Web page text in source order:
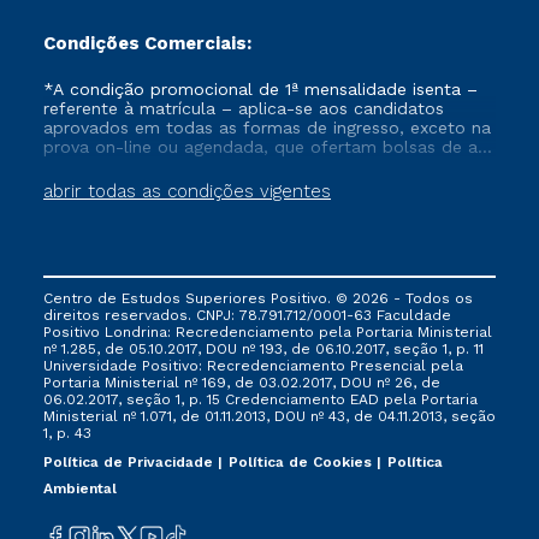
Condições Comerciais:
abrir todas as condições vigentes
*A condição promocional de 1ª mensalidade isenta –
referente à matrícula – aplica-se aos candidatos
aprovados em todas as formas de ingresso, exceto na
prova on-line ou agendada, que ofertam bolsas de até
vigente, que ainda não tenham efetivado e/ou não
tenham cancelado ou trancado sua matrícula em uma
via FIES, Prouni e outros programas governamentais, e
não se acumula com nenhuma outra campanha
ofertada pela Instituição.
Centro de Estudos Superiores Positivo. © 2026 - Todos os
direitos reservados. CNPJ: 78.791.712/0001-63 Faculdade
Positivo Londrina: Recredenciamento pela Portaria Ministerial
nº 1.285, de 05.10.2017, DOU nº 193, de 06.10.2017, seção 1, p. 11
Universidade Positivo: Recredenciamento Presencial ​pela
Portaria Ministerial nº 169, de 03.02.2017, DOU nº 26, de
06.02.2017, seção 1, p. 15 Credenciamento EAD pela Portaria
Ministerial nº 1.071, de 01.11.2013, DOU nº 43, de 04.11.2013, seção
1, p. 43
Política de Privacidade
Política de Cookies
Política
Ambiental